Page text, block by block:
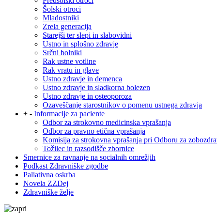
Šolski otroci
Mladostniki
Zrela generacija
Starejši ter slepi in slabovidni
Ustno in splošno zdravje
Srčni bolniki
Rak ustne votline
Rak vratu in glave
Ustno zdravje in demenca
Ustno zdravje in sladkorna bolezen
Ustno zdravje in osteoporoza
Ozaveščanje starostnikov o pomenu ustnega zdravja
+ - Informacije za paciente
Odbor za strokovno medicinska vprašanja
Odbor za pravno etična vprašanja
Komisija za strokovna vprašanja pri Odboru za
Tožilec in razsodišče zbornice
Smernice za ravnanje na socialnih omrežjih
Podkast Zdravniške zgodbe
Paliativna oskrba
Novela ZZDej
Zdravniške želje